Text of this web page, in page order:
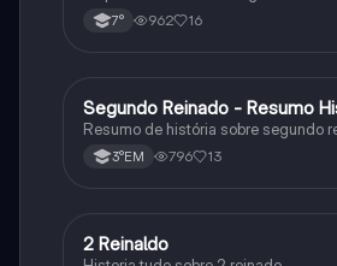
7° 962 16
História
Segundo Reinado - Resumo
Resumo de história sobre segundo
3°EM 796 13
História
2 Reinaldo